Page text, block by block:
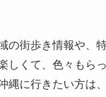
の街歩き情報や、
しくて、色々もら
縄に行きたい方は